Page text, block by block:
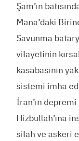
Şam’ın
Mana’daki
Savunma
vilayetinin
kasabasının
sistemi imha
İran’ın
Hizbullah’ına
silah ve askeri